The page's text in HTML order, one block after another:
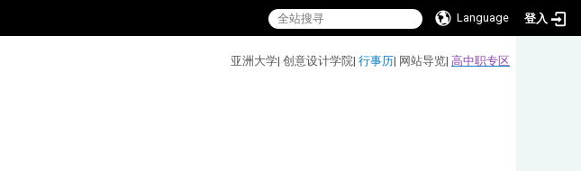
Language 登入
亚洲大学| 创意设计学院| 行事历| 网站导览| 高中职专区